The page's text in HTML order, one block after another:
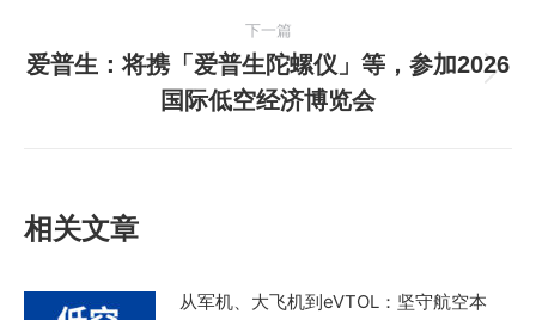
航
篇
文
章：
下一篇
下
一
爱普生：将携「爱普生陀螺仪」等，参加2026
国际低空经济博览会
相关文章
从军机、大飞机到eVTOL：坚守航空本